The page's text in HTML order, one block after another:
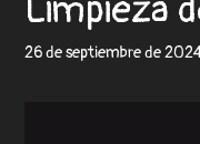
Limpieza
26 de septiembre de